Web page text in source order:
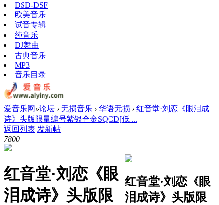
DSD-DSF
欧美音乐
试音专辑
纯音乐
DJ舞曲
古典音乐
MP3
音乐目录
爱音乐网 »论坛 › 无损音乐 › 华语无损 › 红音堂·刘恋《眼泪成
诗》头版限量编号紫银合金SQCD[低 ...
返回列表 发新帖
7800
红音堂·刘恋《眼
泪成诗》头版限
红音堂·刘恋《眼
泪成诗》头版限